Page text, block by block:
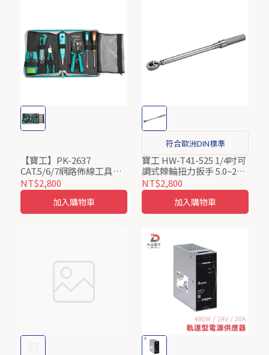
【寶工】PK-2637
CAT.5/6/7網路佈線工具組
(9件) Pro’sKit ProsKit
NT$2,800
加入購物車
符合歐洲DIN標準
寶工 HW-T41-525 1/4吋可
調式棘輪扭力扳手 5.0~25
N-m
NT$2,800
加入購物車